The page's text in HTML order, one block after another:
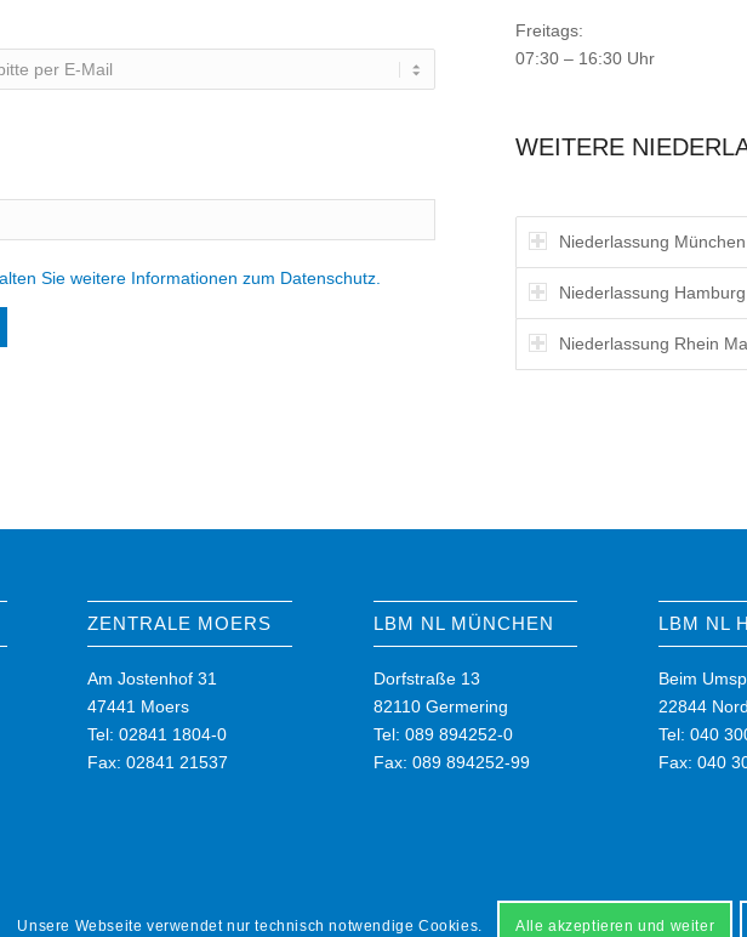
Sie weitere Informationen zum Datenschutz.
Freitags:
07:30 – 16:30 Uhr
WEITERE
Niederlassung München
Niederlassung Hamburg
Niederlassung Rhein
ZENTRALE MOERS
Am Jostenhof 31
47441 Moers
Tel: 02841 1804-0
Fax: 02841 21537
LBM NL MÜNCHEN
Dorfstraße 13
82110 Germering
Tel: 089 894252-0
Fax: 089 894252-99
LBM NL
Beim
22844
Tel: 040
Fax: 040
Unsere Webseite verwendet nur technisch notwendige Cookies. Alle akzeptieren und weiter